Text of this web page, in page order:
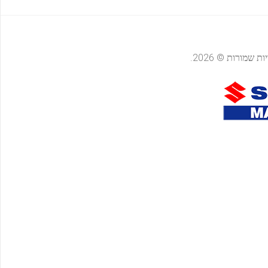
שמורות © 2026.